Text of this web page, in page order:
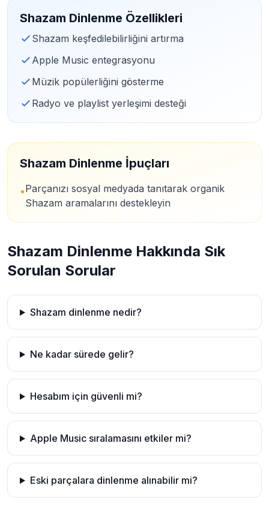
Shazam Dinlenme Özellikleri
Shazam keşfedilebilirliğini artırma
Apple Music entegrasyonu
Müzik popülerliğini gösterme
Radyo ve playlist yerleşimi desteği
Shazam Dinlenme İpuçları
•Parçanızı sosyal medyada tanıtarak organik
Shazam aramalarını destekleyin
Shazam Dinlenme Hakkında Sık
Sorulan Sorular
Shazam dinlenme nedir?
Ne kadar sürede gelir?
Hesabım için güvenli mi?
Apple Music sıralamasını etkiler mi?
Eski parçalara dinlenme alınabilir mi?